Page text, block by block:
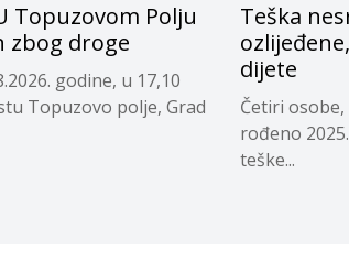
Topuzovom Polju
zbog droge
godine, u 17,10
Topuzovo polje, Grad
Teška
dijete
Četiri
rođeno
teške...